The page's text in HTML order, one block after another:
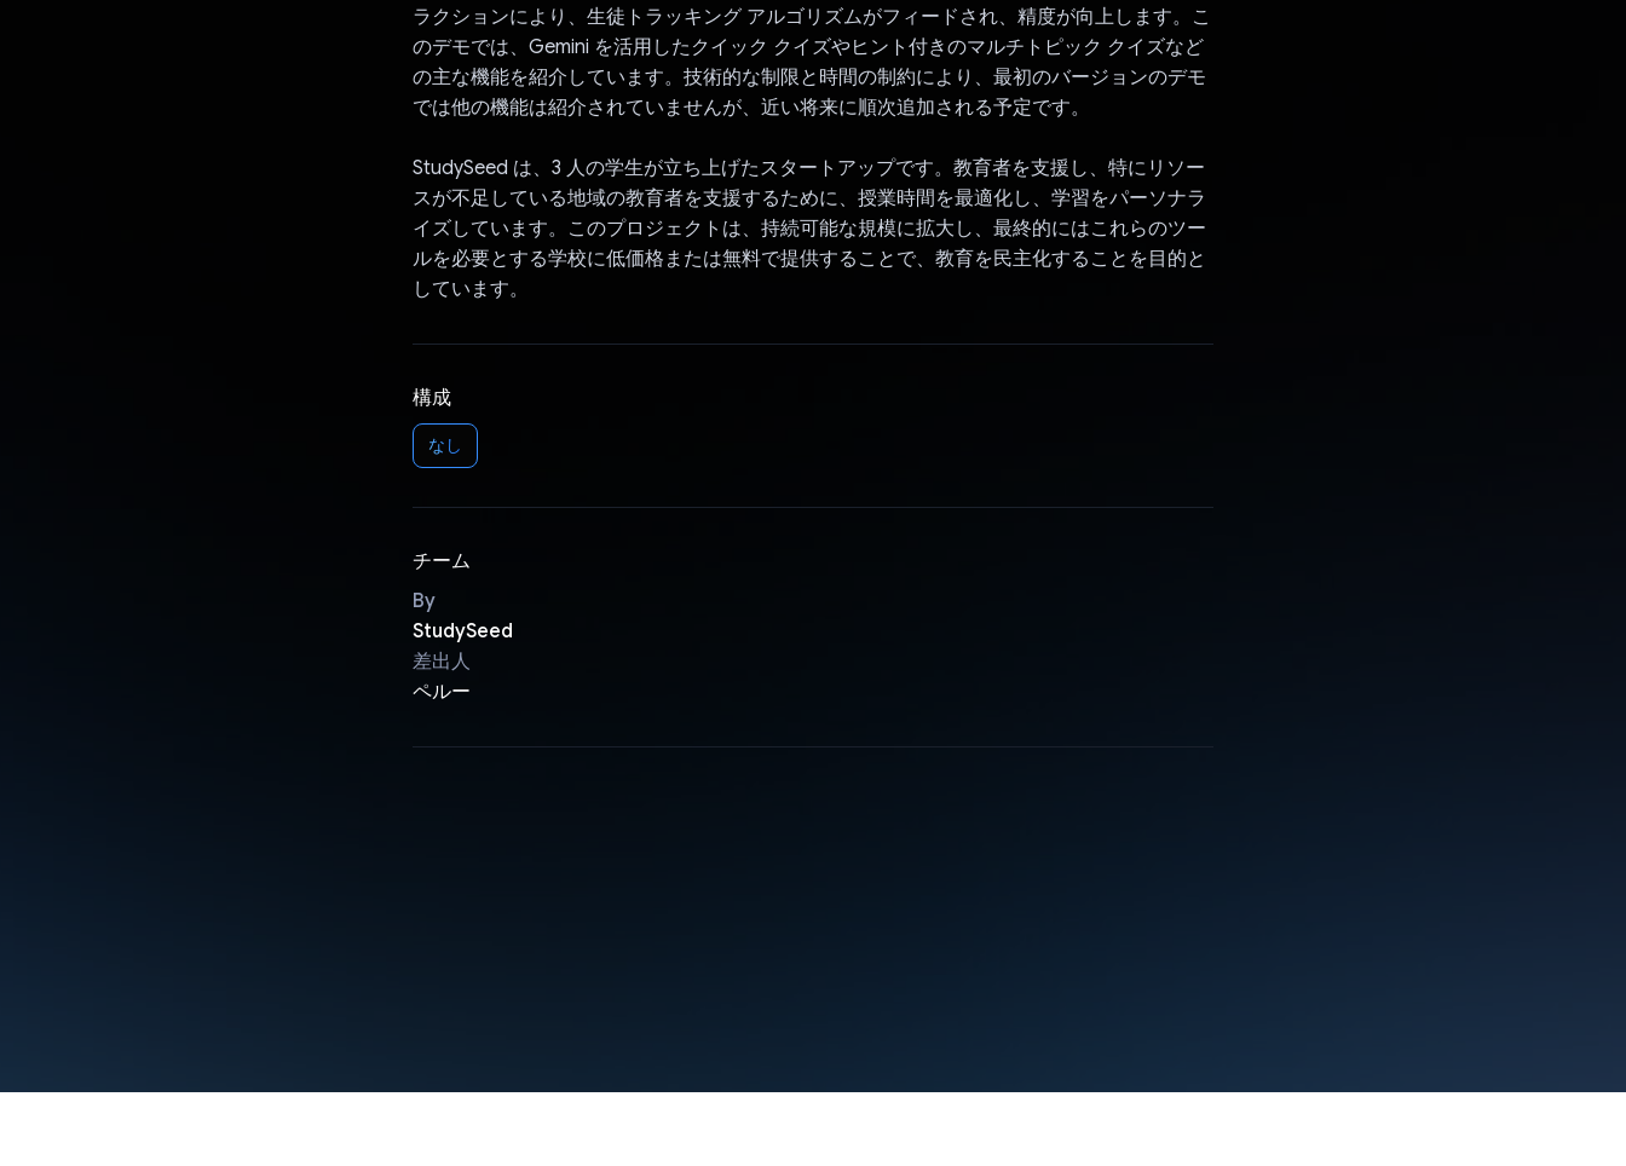
ラクションにより、生徒トラッキング アルゴリズムがフィードされ、精度が向上します。こ
のデモでは、Gemini を活用したクイック クイズやヒント付きのマルチトピック クイズなど
の主な機能を紹介しています。技術的な制限と時間の制約により、最初のバージョンのデモ
では他の機能は紹介されていませんが、近い将来に順次追加される予定です。
StudySeed は、3 人の学生が立ち上げたスタートアップです。教育者を支援し、特にリソー
スが不足している地域の教育者を支援するために、授業時間を最適化し、学習をパーソナラ
イズしています。このプロジェクトは、持続可能な規模に拡大し、最終的にはこれらのツー
ルを必要とする学校に低価格または無料で提供することで、教育を民主化することを目的と
しています。
構成
なし
チーム
By
StudySeed
差出人
ペルー